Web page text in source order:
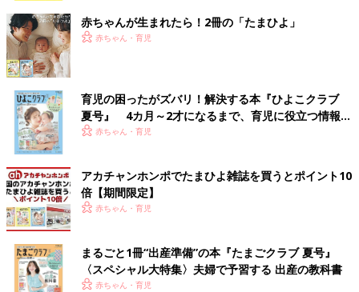
赤ちゃんが生まれたら！2冊の「たまひよ」
赤ちゃん・育児
育児の困ったがズバリ！解決する本『ひよこクラブ
夏号』 4カ月～2才になるまで、育児に役立つ情報が
いっぱい！
赤ちゃん・育児
アカチャンホンポでたまひよ雑誌を買うとポイント10
倍【期間限定】
赤ちゃん・育児
まるごと1冊“出産準備”の本『たまごクラブ 夏号』
〈スペシャル大特集〉夫婦で予習する 出産の教科書
赤ちゃん・育児